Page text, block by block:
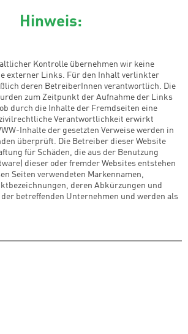
Hinweis:
Kontrolle übernehmen wir keine
externer Links. Für den Inhalt verlinkter
deren BetreiberInnen verantwortlich. Die
zum Zeitpunkt der Aufnahme der Links
durch die Inhalte der Fremdseiten eine
Verantwortlichkeit erwirkt
Inhalte der gesetzten Verweise werden in
überprüft. Die Betreiber dieser Website
für Schäden, die aus der Benutzung
dieser oder fremder Websites entstehen
Seiten verwendeten Markennamen,
deren Abkürzungen und
betreffenden Unternehmen und werden als